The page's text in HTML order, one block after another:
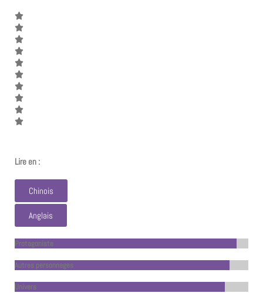
Lire en :
Chinois
Anglais
Protagoniste
Autres personnages
Univers